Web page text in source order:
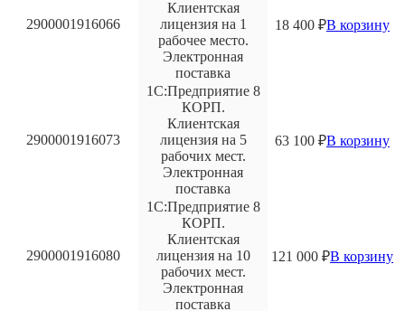
2900001916066
Клиентская
лицензия на 1
рабочее место.
Электронная
поставка
18 400 ₽В корзину
2900001916073
1С:Предприятие 8
КОРП.
Клиентская
лицензия на 5
рабочих мест.
Электронная
поставка
63 100 ₽В корзину
2900001916080
1С:Предприятие 8
КОРП.
Клиентская
лицензия на 10
рабочих мест.
Электронная
поставка
121 000 ₽В корзину